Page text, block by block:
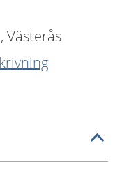
Västerås